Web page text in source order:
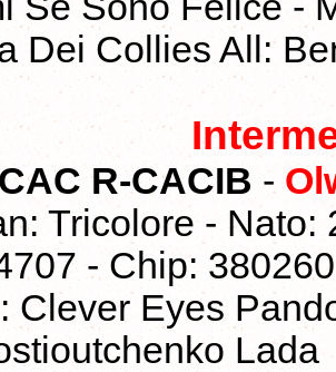
Dei Collies All:
R-CACIB -
Tricolore - Nato:
- Chip:
Clever Eyes
Lada